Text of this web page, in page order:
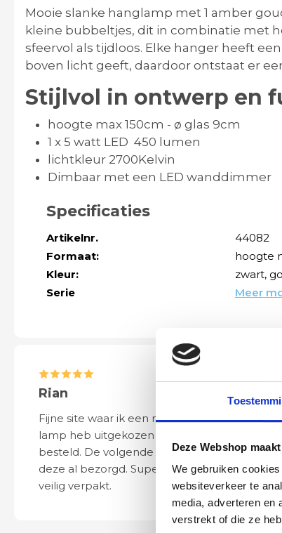
Deze Webshop
We gebruiken
websiteverkeer te
media, adverteren en
verstrekt of die ze
Mooie slanke hanglamp met 1 amber
kleine bubbeltjes, dit in combinatie met
sfeervol als tijdloos. Elke hanger heeft
boven licht geeft, daardoor ontstaat er
Stijlvol in ontwerp en
hoogte max 150cm - ø glas 9cm
1 x 5 watt LED 450 lumen
lichtkleur 2700Kelvin
Dimbaar met een LED wanddimmer
Specificaties
Artikelnr.
44082
Formaat:
hoogte
Kleur:
zwart,
Serie
Meer
Rian
Fijne site waar ik een mooie
lamp heb uitgekozen en
besteld. De volgende dag werd
deze al bezorgd. Super netjes en
veilig verpakt.
Anne
Het
naar
mooi en
ook